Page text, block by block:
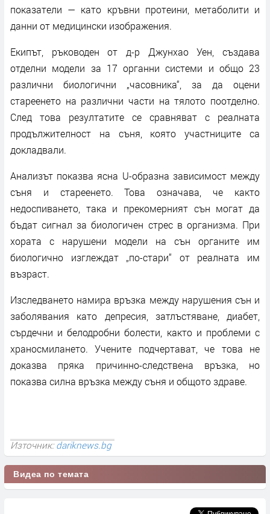
показатели — като кръвни протеини, метаболити и
данни от медицински изображения.
Екипът, ръководен от д-р Джунхао Уен, създава
отделни модели за 17 органни системи и общо 23
различни биологични „часовника“, за да оцени
стареенето на различни части на тялото поотделно.
След това резултатите се сравняват с реалната
продължителност на съня, която участниците са
докладвали.
Анализът показва ясна U-образна зависимост между
съня и стареенето. Това означава, че както
недоспиването, така и прекомерният сън могат да
бъдат сигнал за биологичен стрес в организма. При
хората с нарушени модели на сън органите им
биологично изглеждат „по-стари“ от реалната им
възраст.
Изследването намира връзка между нарушения сън и
заболявания като депресия, затлъстяване, диабет,
сърдечни и белодробни болести, както и проблеми с
храносмилането. Учените подчертават, че това не
доказва пряка причинно-следствена връзка, но
показва силна връзка между съня и общото здраве.
Източник:dariknews.bg
Видеа по темата